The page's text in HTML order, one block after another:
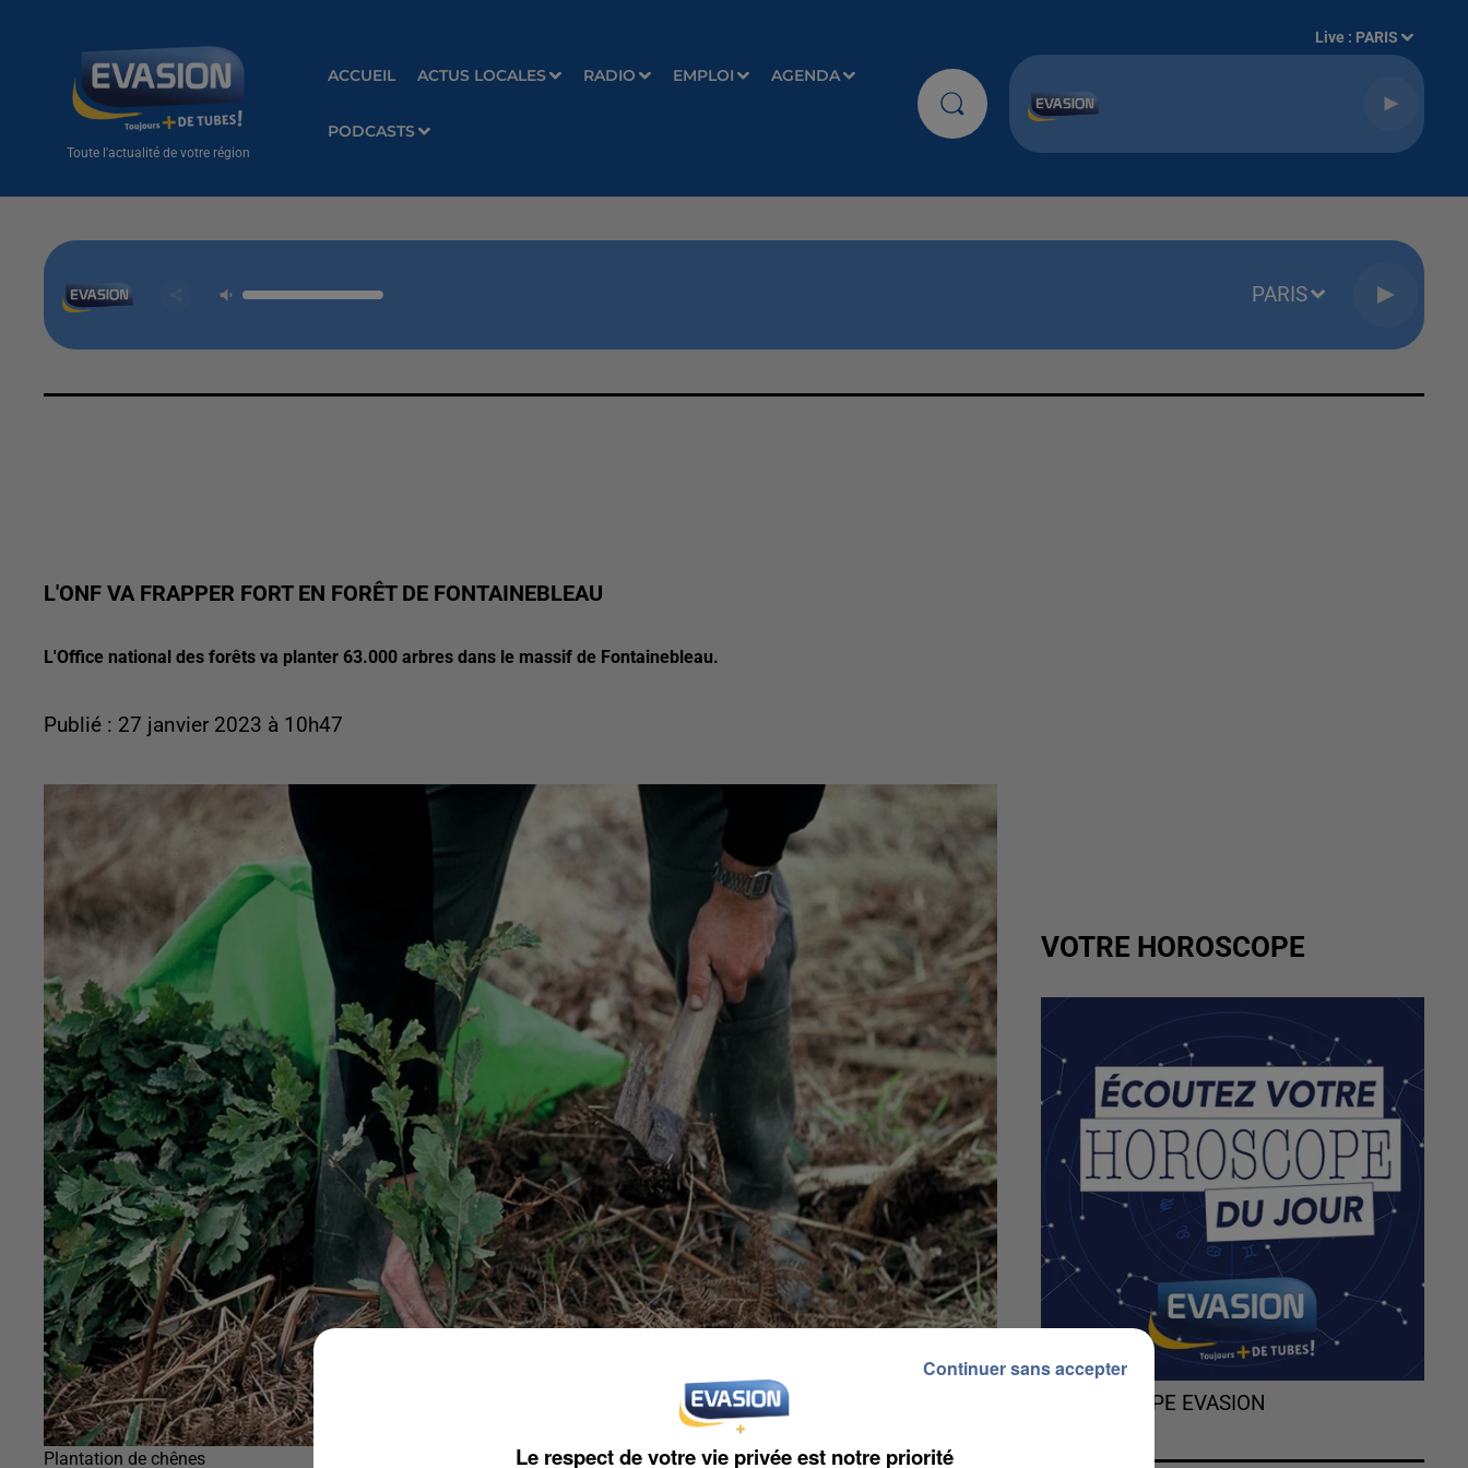
Toute l'actualité de votre région
ACCUEIL ACTUS LOCALES RADIO EMPLOI AGENDA
PODCASTS
Live : PARIS
PARIS
L'ONF VA FRAPPER FORT EN FORÊT DE FONTAINEBLEAU
L'Office national des forêts va planter 63.000 arbres dans le massif de Fontainebleau.
Publié : 27 janvier 2023 à 10h47
Plantation de chênes
VOTRE HOROSCOPE
L'HOROSCOPE EVASION
Le respect de votre vie privée est notre priorité
Continuer sans accepter